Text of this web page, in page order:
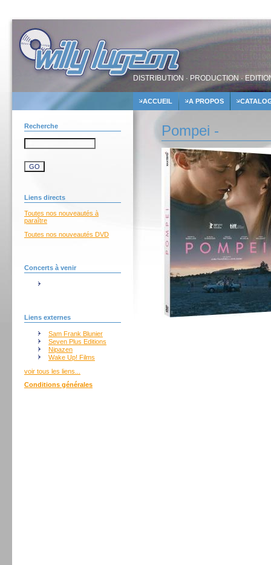
DISTRIBUTION · PRODUCTION ·
ACCUEIL A PROPOS
Recherche
Liens directs
Toutes nos nouveautés à
paraître
Toutes nos nouveautés DVD
Concerts à venir
Liens externes
Sam Frank Blunier
Seven Plus Editions
Nipazen
Wake Up! Films
voir tous les liens...
Conditions générales
Pompei -